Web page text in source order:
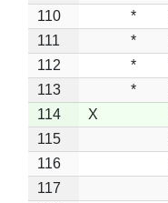
110
*
111
*
112
*
113
*
114
X
115
116
117